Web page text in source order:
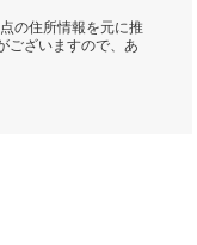
の住所情報を元に推
ございますので、あ